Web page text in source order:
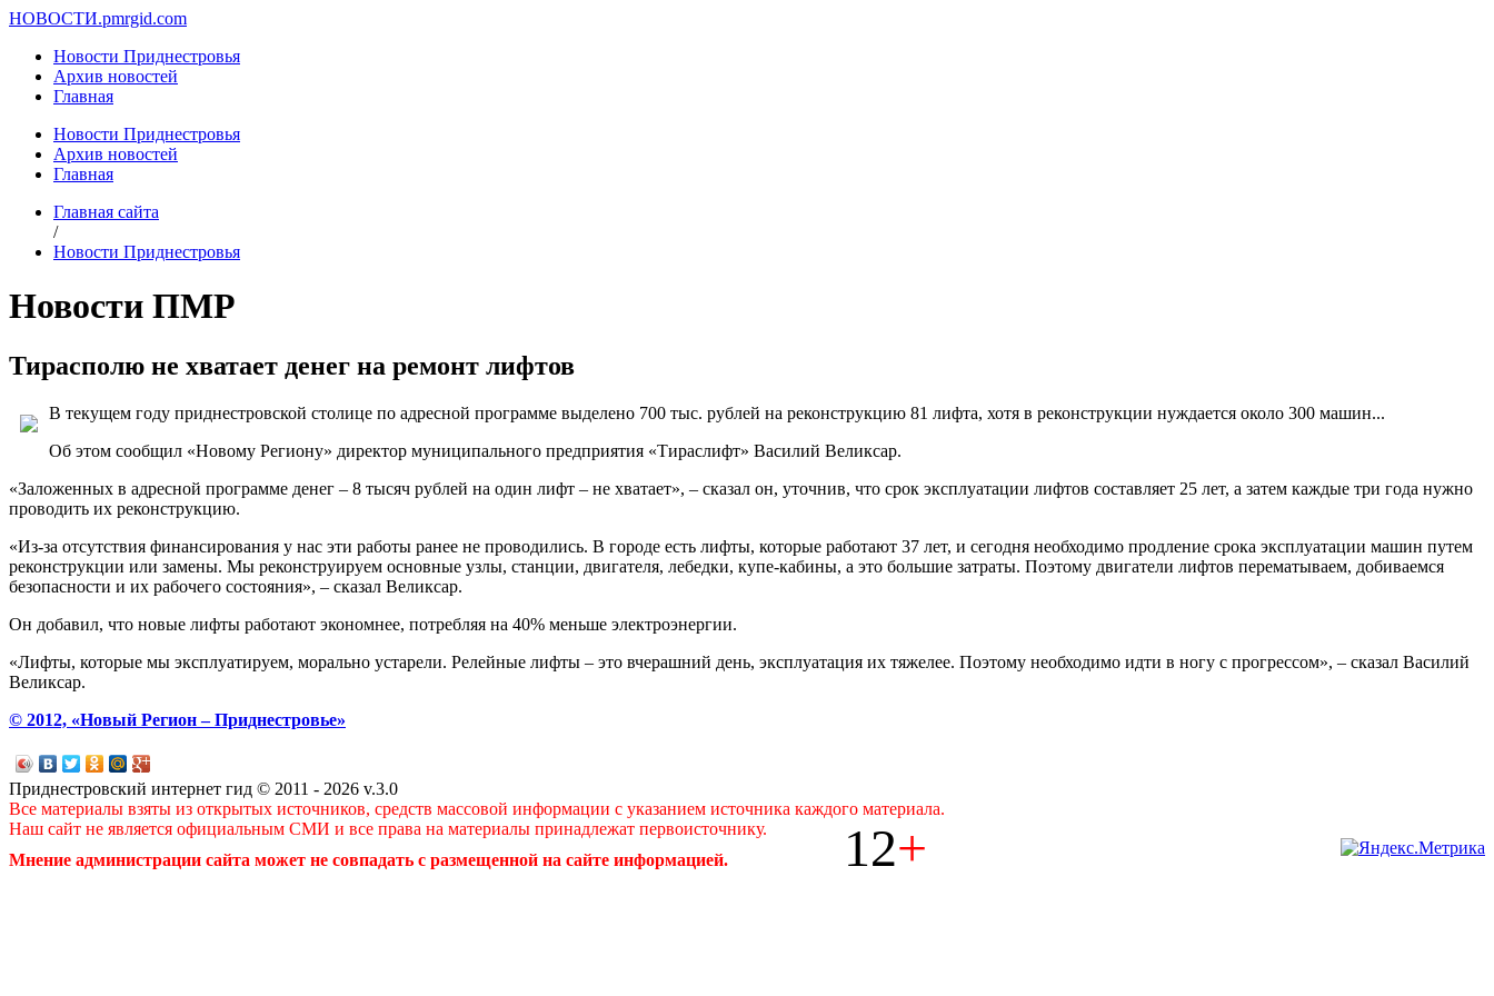
НОВОСТИ.pmrgid.com
Новости Приднестровья
Архив новостей
Главная
Новости Приднестровья
Архив новостей
Главная
Главная сайта
/
Новости Приднестровья
Новости ПМР
Тирасполю не хватает денег на ремонт лифтов
В текущем году приднестровской столице по адресной программе выделено 700 тыс. рублей на реконструкцию 81 лифта, хотя в реконструкции нуждается около 300 машин...
Об этом сообщил «Новому Региону» директор муниципального предприятия «Тираслифт» Василий Великсар.
«Заложенных в адресной программе денег – 8 тысяч рублей на один лифт – не хватает», – сказал он, уточнив, что срок эксплуатации лифтов составляет 25 лет, а затем каждые три года нужно
проводить их реконструкцию.
«Из-за отсутствия финансирования у нас эти работы ранее не проводились. В городе есть лифты, которые работают 37 лет, и сегодня необходимо продление срока эксплуатации машин путем
реконструкции или замены. Мы реконструируем основные узлы, станции, двигателя, лебедки, купе-кабины, а это большие затраты. Поэтому двигатели лифтов перематываем, добиваемся
безопасности и их рабочего состояния», – сказал Великсар.
Он добавил, что новые лифты работают экономнее, потребляя на 40% меньше электроэнергии.
«Лифты, которые мы эксплуатируем, морально устарели. Релейные лифты – это вчерашний день, эксплуатация их тяжелее. Поэтому необходимо идти в ногу с прогрессом», – сказал Василий
Великсар.
© 2012, «Новый Регион – Приднестровье»
Приднестровский интернет гид © 2011 - 2026 v.3.0
Все материалы взяты из открытых источников, средств массовой информации с указанием источника каждого материала.
Наш сайт не является официальным СМИ и все права на материалы принадлежат первоисточнику.
Мнение администрации сайта может не совпадать с размещенной на сайте информацией.
12+